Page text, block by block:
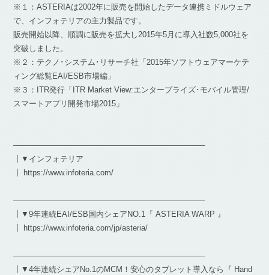
※１：ASTERIAは2002年に販売を開始したデータ連携ミドルウェア
で、インフォテリアの主力製品です。
販売開始以降、順調に販売を拡大し2015年5月に導入社数5,000社を
突破しました。
※２：テクノ･システム･リサーチ社「2015年ソフトウェアマーケテ
ィング総覧EAI/ESB市場編」
※３：ITR発行「ITR Market View:エンタープライズ･モバイル管理/
スマートアプリ開発市場2015」
————————————————————————–
┃▼インフォテリア
┃ https://www.infoteria.com/
————————————————————————–
┃▼9年連続EAI/ESB国内シェアNO.1『 ASTERIA WARP 』
┃ https://www.infoteria.com/jp/asteria/
————————————————————————–
┃▼4年連続シェアNo.1のMCM！安心のタブレット導入なら『 Hand